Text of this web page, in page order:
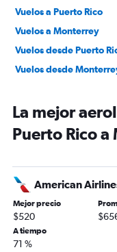
Vuelos a Puerto Rico
Vuelos a Monterrey
Vuelos desde Puerto
Vuelos desde
La mejor
Puerto Rico
American
Mejor precio
$520
A tiempo
71 %